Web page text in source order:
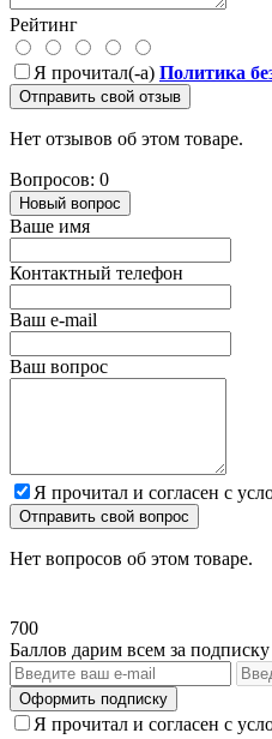
Рейтинг
Я прочитал(-а) Политика
Отправить свой отзыв
Нет отзывов об этом товаре.
Вопросов: 0
Новый вопрос
Ваше имя
Контактный телефон
Ваш e-mail
Ваш вопрос
Я прочитал и согласен с
Отправить свой вопрос
Нет вопросов об этом товаре.
700
Баллов дарим всем за
Оформить подписку
Я прочитал и согласен с